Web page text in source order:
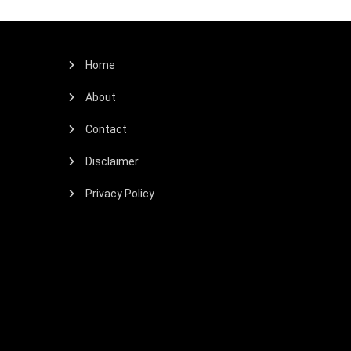
Home
About
Contact
Disclaimer
Privacy Policy